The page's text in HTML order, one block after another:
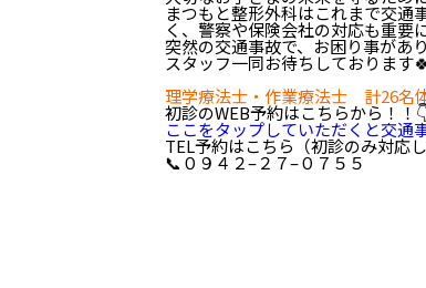
まつもと整形外科はこれまで交通
く、警察や保険会社の対応も重要
突然の交通事故で、お困り事があ
スタッフ一同お待ちしております
理学療法士・作業療法士 計26名
初診のWEB予約はこちらから！！
ここをタップしていただくと交通
TEL予約はこちら（初診のみ対応し
📞０９４２–２７–０７５５